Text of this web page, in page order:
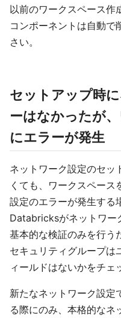
以前のワークスペース作
コンポーネントは自動で
さい。
セットアップ時
ーはなかったが
にエラーが発生
ネットワーク設定のセッ
くても、ワークスペース
設定のエラーが発生する
Databricksがネットワー
基本的な検証のみを行う
セキュリティグループは
ィールドはないかをチェ
新たなネットワーク設定
る際にのみ、本格的なネ